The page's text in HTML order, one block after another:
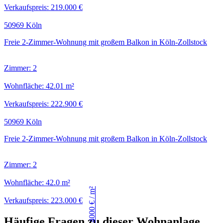
Verkaufspreis: 219.000 €
50969 Köln
Freie 2-Zimmer-Wohnung mit großem Balkon in Köln-Zollstock
Zimmer: 2
Wohnfläche: 42.01 m²
Verkaufspreis: 222.900 €
50969 Köln
Freie 2-Zimmer-Wohnung mit großem Balkon in Köln-Zollstock
Zimmer: 2
Wohnfläche: 42.0 m²
Verkaufspreis: 223.000 €